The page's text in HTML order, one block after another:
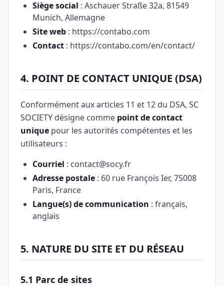
Siège social : Aschauer Straße 32a, 81549
Munich, Allemagne
Site web : https://contabo.com
Contact : https://contabo.com/en/contact/
4. POINT DE CONTACT UNIQUE (DSA)
Conformément aux articles 11 et 12 du DSA, SC
SOCIETY désigne comme point de contact
unique pour les autorités compétentes et les
utilisateurs :
Courriel : contact@socy.fr
Adresse postale : 60 rue François Ier, 75008
Paris, France
Langue(s) de communication : français,
anglais
5. NATURE DU SITE ET DU RÉSEAU
5.1 Parc de sites